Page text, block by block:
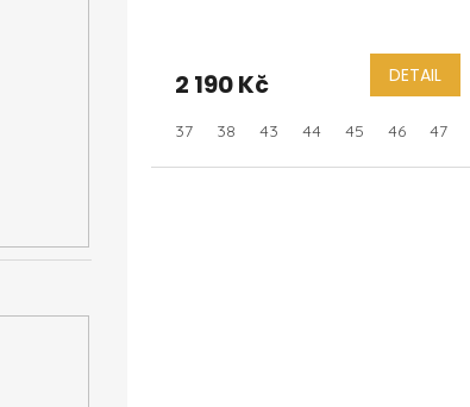
2 190 Kč DETAIL
37 38 43 44 45 46 47